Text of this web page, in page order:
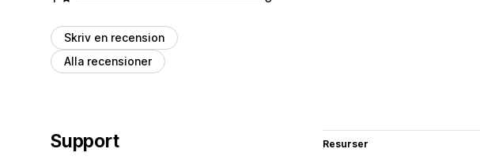
Skriv en recension
Alla recensioner
Support Resurser